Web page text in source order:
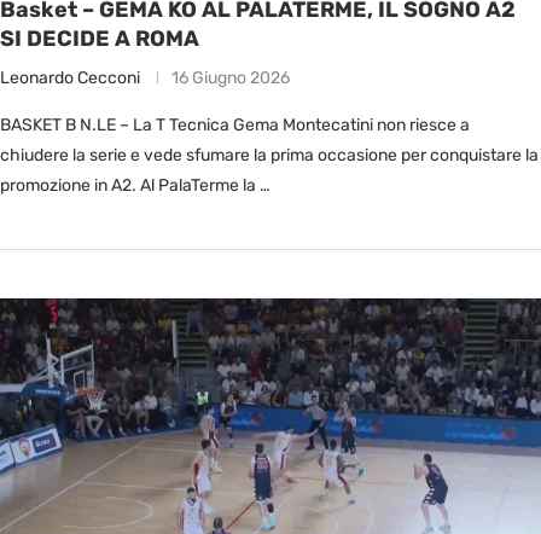
Basket – GEMA KO AL PALATERME, IL SOGNO A2
SI DECIDE A ROMA
Leonardo Cecconi 16 Giugno 2026
BASKET B N.LE – La T Tecnica Gema Montecatini non riesce a
chiudere la serie e vede sfumare la prima occasione per conquistare la
promozione in A2. Al PalaTerme la …